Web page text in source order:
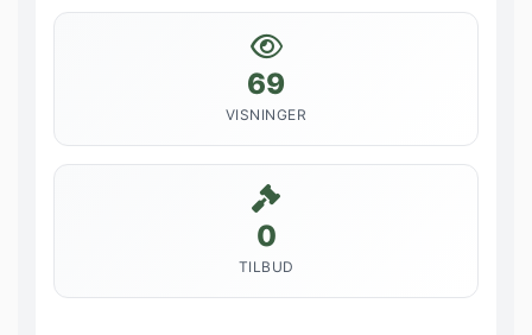
69
VISNINGER
0
TILBUD